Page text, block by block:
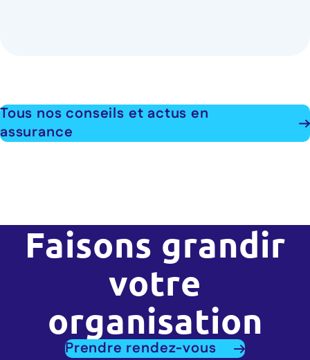
Tous nos conseils et actus en
assurance
Faisons grandir
votre
organisation
Prendre rendez-vous